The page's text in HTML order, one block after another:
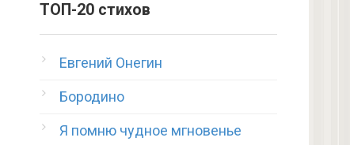
ТОП-20 стихов
Евгений Онегин
Бородино
Я помню чудное мгновенье